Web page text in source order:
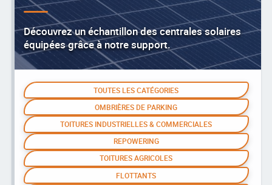
Découvrez un échantillon des centrales solaires
équipées grâce à notre support.
TOUTES LES CATÉGORIES
OMBRIÈRES DE PARKING
TOITURES INDUSTRIELLES & COMMERCIALES
REPOWERING
TOITURES AGRICOLES
FLOTTANTS